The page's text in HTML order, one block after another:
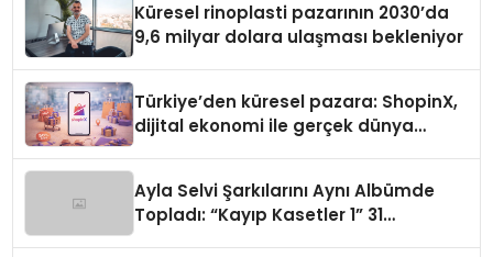
Küresel rinoplasti pazarının 2030’da
9,6 milyar dolara ulaşması bekleniyor
Türkiye’den küresel pazara: ShopinX,
dijital ekonomi ile gerçek dünya
Ayla Selvi Şarkılarını Aynı Albümde
Topladı: “Kayıp Kasetler 1” 31